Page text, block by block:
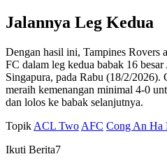
Jalannya Leg Kedua
Dengan hasil ini, Tampines Rovers
FC dalam leg kedua babak 16
Singapura, pada Rabu (18/2/
meraih kemenangan minimal 4-0
dan lolos ke babak selanjutnya.
Topik ACL Two AFC Cong An Ha
Ikuti Berita7